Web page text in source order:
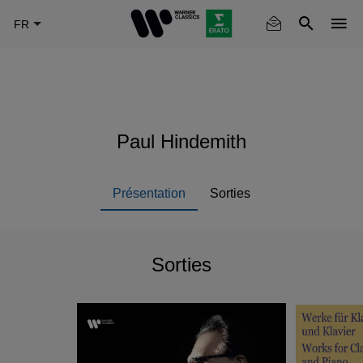
Paul Hindemith
Présentation Sorties
Sorties